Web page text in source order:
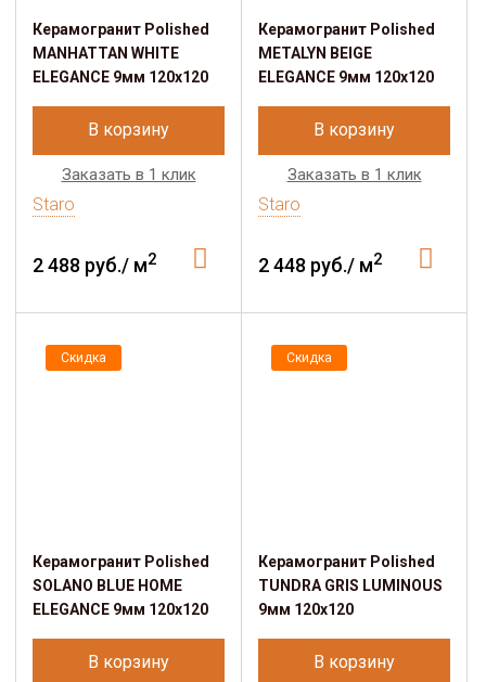
Керамогранит Polished
MANHATTAN WHITE
ELEGANCE 9мм 120х120
В корзину
Заказать в 1 клик
Staro
2 488 руб./ м2
Керамогранит Polished
METALYN BEIGE
ELEGANCE 9мм 120х120
В корзину
Заказать в 1 клик
Staro
2 448 руб./ м2
Скидка
Керамогранит Polished
SOLANO BLUE HOME
ELEGANCE 9мм 120х120
В корзину
Скидка
Керамогранит Polished
TUNDRA GRIS LUMINOUS
9мм 120х120
В корзину